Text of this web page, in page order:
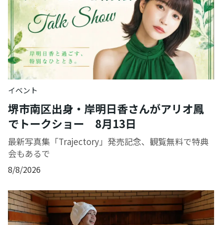
イベント
堺市南区出身・岸明日香さんがアリオ鳳
でトークショー 8月13日
最新写真集「Trajectory」発売記念、観覧無料で特典
会もあるで
8/8/2026